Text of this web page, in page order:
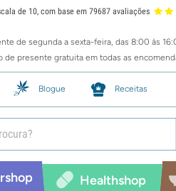
de 10, com base em 79687 avaliações
de segunda a sexta-feira, das 8:00 às
de presente gratuita em todas as
Blogue Receitas
Healthshop